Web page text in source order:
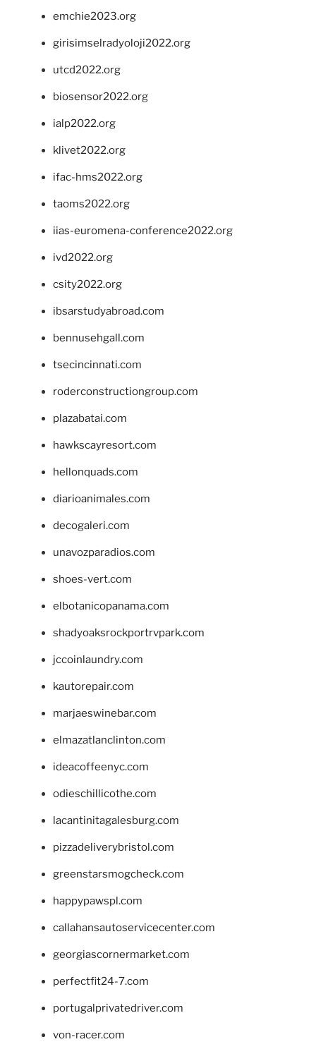
emchie2023.org
girisimselradyoloji2022.org
utcd2022.org
biosensor2022.org
ialp2022.org
klivet2022.org
ifac-hms2022.org
taoms2022.org
iias-euromena-conference2022.org
ivd2022.org
csity2022.org
ibsarstudyabroad.com
bennusehgall.com
tsecincinnati.com
roderconstructiongroup.com
plazabatai.com
hawkscayresort.com
hellonquads.com
diarioanimales.com
decogaleri.com
unavozparadios.com
shoes-vert.com
elbotanicopanama.com
shadyoaksrockportrvpark.com
jccoinlaundry.com
kautorepair.com
marjaeswinebar.com
elmazatlanclinton.com
ideacoffeenyc.com
odieschillicothe.com
lacantinitagalesburg.com
pizzadeliverybristol.com
greenstarsmogcheck.com
happypawspl.com
callahansautoservicecenter.com
georgiascornermarket.com
perfectfit24-7.com
portugalprivatedriver.com
von-racer.com